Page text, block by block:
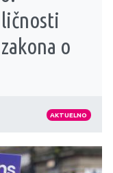
o
AKTUELNO